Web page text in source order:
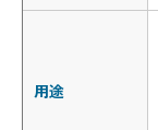
用途